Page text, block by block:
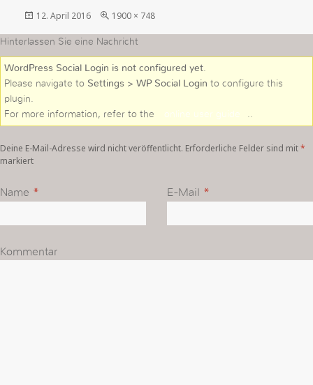
Veröffentlicht
12. April 2016
in
Größe
1900 × 748
Hinterlassen Sie eine Nachricht
WordPress Social Login is not configured yet.
Please navigate to Settings > WP Social Login to configure this
plugin.
For more information, refer to the
online user guide ..
Deine E-Mail-Adresse wird nicht veröffentlicht. Erforderliche Felder sind mit*
markiert
Name * E-Mail *
Kommentar